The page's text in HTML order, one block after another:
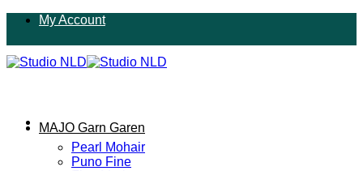
inhoud
My Account
MAJO Garn Garen
Pearl Mohair
Puno Fine